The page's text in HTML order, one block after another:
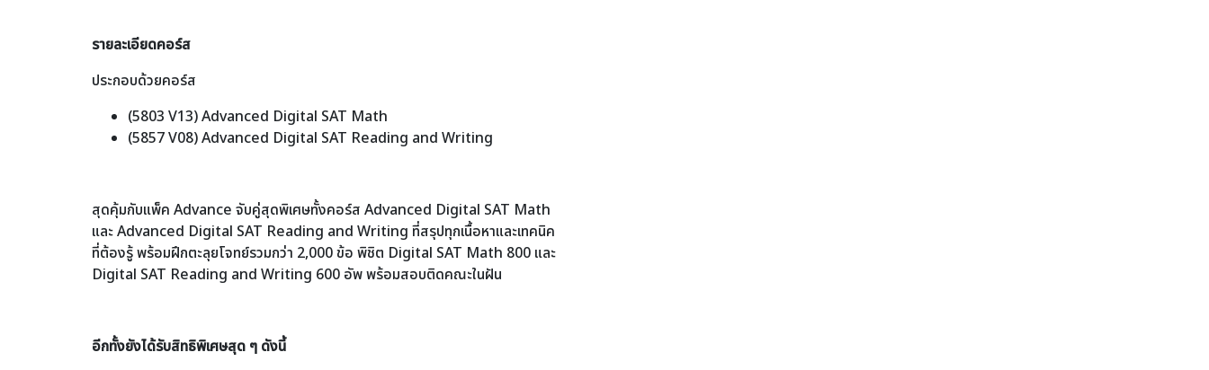
รายละเอียดคอร์ส
ประกอบด้วยคอร์ส
(5803 V13) Advanced Digital SAT Math
(5857 V08) Advanced Digital SAT Reading and Writing
สุดคุ้มกับแพ็ค Advance จับคู่สุดพิเศษทั้งคอร์ส Advanced Digital SAT Math
และ Advanced Digital SAT Reading and Writing ที่สรุปทุกเนื้อหาและเทคนิค
ที่ต้องรู้ พร้อมฝึกตะลุยโจทย์รวมกว่า 2,000 ข้อ พิชิต Digital SAT Math 800 และ
Digital SAT Reading and Writing 600 อัพ พร้อมสอบติดคณะในฝัน
อีกทั้งยังได้รับสิทธิพิเศษสุด ๆ ดังนี้